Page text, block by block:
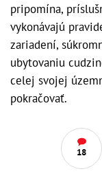
pripomína,
vykonávajú
zariadení,
ubytovaniu
celej svojej
pokračovať.
18